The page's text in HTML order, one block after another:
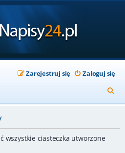
Zaloguj się
Zarejestruj się
z
wszystkie ciasteczka utworzone